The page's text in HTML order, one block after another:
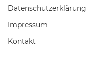
Daten­schutz­erklärung
Impressum
Kontakt